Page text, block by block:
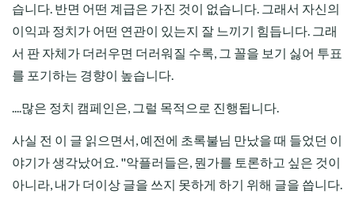
습니다. 반면 어떤 계급은 가진 것이 없습니다. 그래서 자신의
이익과 정치가 어떤 연관이 있는지 잘 느끼기 힘듭니다. 그래
서 판 자체가 더러우면 더러워질 수록, 그 꼴을 보기 싫어 투표
를 포기하는 경향이 높습니다.
....많은 정치 캠페인은, 그럴 목적으로 진행됩니다.
사실 전 이 글 읽으면서, 예전에 초록불님 만났을 때 들었던 이
야기가 생각났어요. "악플러들은, 뭔가를 토론하고 싶은 것이
아니라, 내가 더이상 글을 쓰지 못하게 하기 위해 글을 씁니다.